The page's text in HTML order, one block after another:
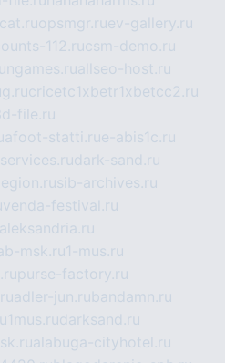
opsmgr.ruev-gallery.ru
112.rucsm-demo.ru
allseo-host.ru
cricetc1xbetr1xbetcc2.ru
file.ru
statti.rue-abis1c.ru
dark-sand.ru
sib-archives.ru
venda-festival.ru
msk.ru1-mus.ru
purse-factory.ru
adler-jun.rubandamn.ru
1mus.rudarksand.ru
alabuga-cityhotel.ru